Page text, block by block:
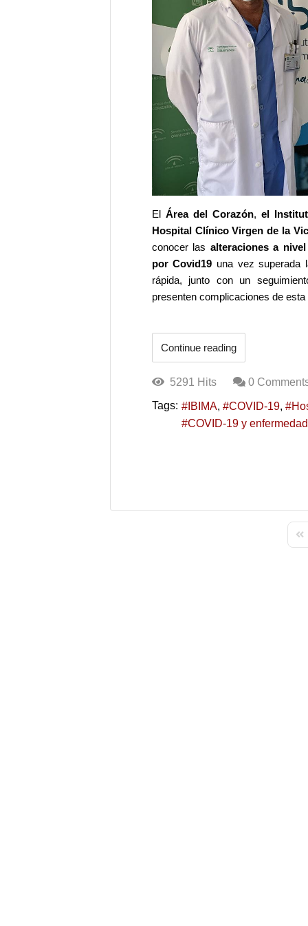
El Área del Corazón, el
Hospital Clínico Virgen de la
conocer las alteraciones a
por Covid19 una vez superada
rápida, junto con un
presenten complicaciones de esta
Continue reading
5291 Hits
0
Tags:
IBIMA COVID-19
COVID-19 y